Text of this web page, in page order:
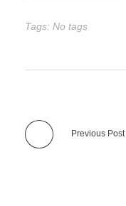
Tags: No tags
Previous Post